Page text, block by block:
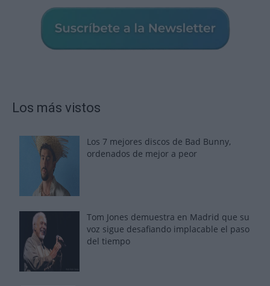
Los más vistos
Los 7 mejores discos de Bad Bunny,
ordenados de mejor a peor
Tom Jones demuestra en Madrid que su
voz sigue desafiando implacable el paso
del tiempo